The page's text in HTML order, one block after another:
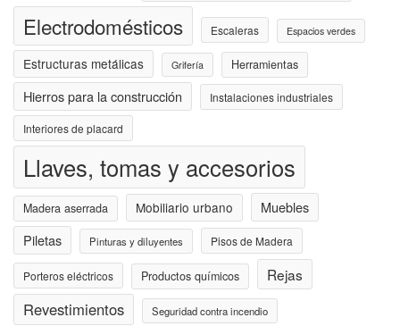
Electrodomésticos Escaleras Espacios verdes
Estructuras metálicas Grifería Herramientas
Hierros para la construcción Instalaciones industriales
Interiores de placard
Llaves, tomas y accesorios
Madera aserrada Mobiliario urbano
Muebles
Piletas
Pinturas y diluyentes Pisos de Madera
Porteros eléctricos Productos químicos Rejas
Revestimientos Seguridad contra incendio